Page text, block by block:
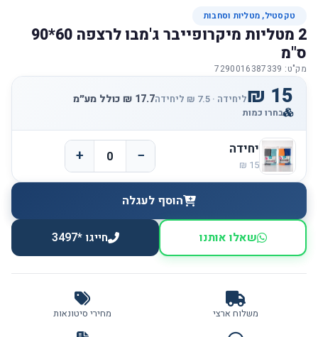
טקסטיל, מטליות וסחבות
2 מטליות מיקרופייבר ג'מבו לרצפה 60*90
ס"מ
מק"ט: 7290016387339
ליחידה · ‏7.5 ‏₪ ליחידה
בחרו כמות
יחידה −
+
הוסף לעגלה
שאלו אותנו חייגו *3497
משלוח ארצי מחירי סיטונאות